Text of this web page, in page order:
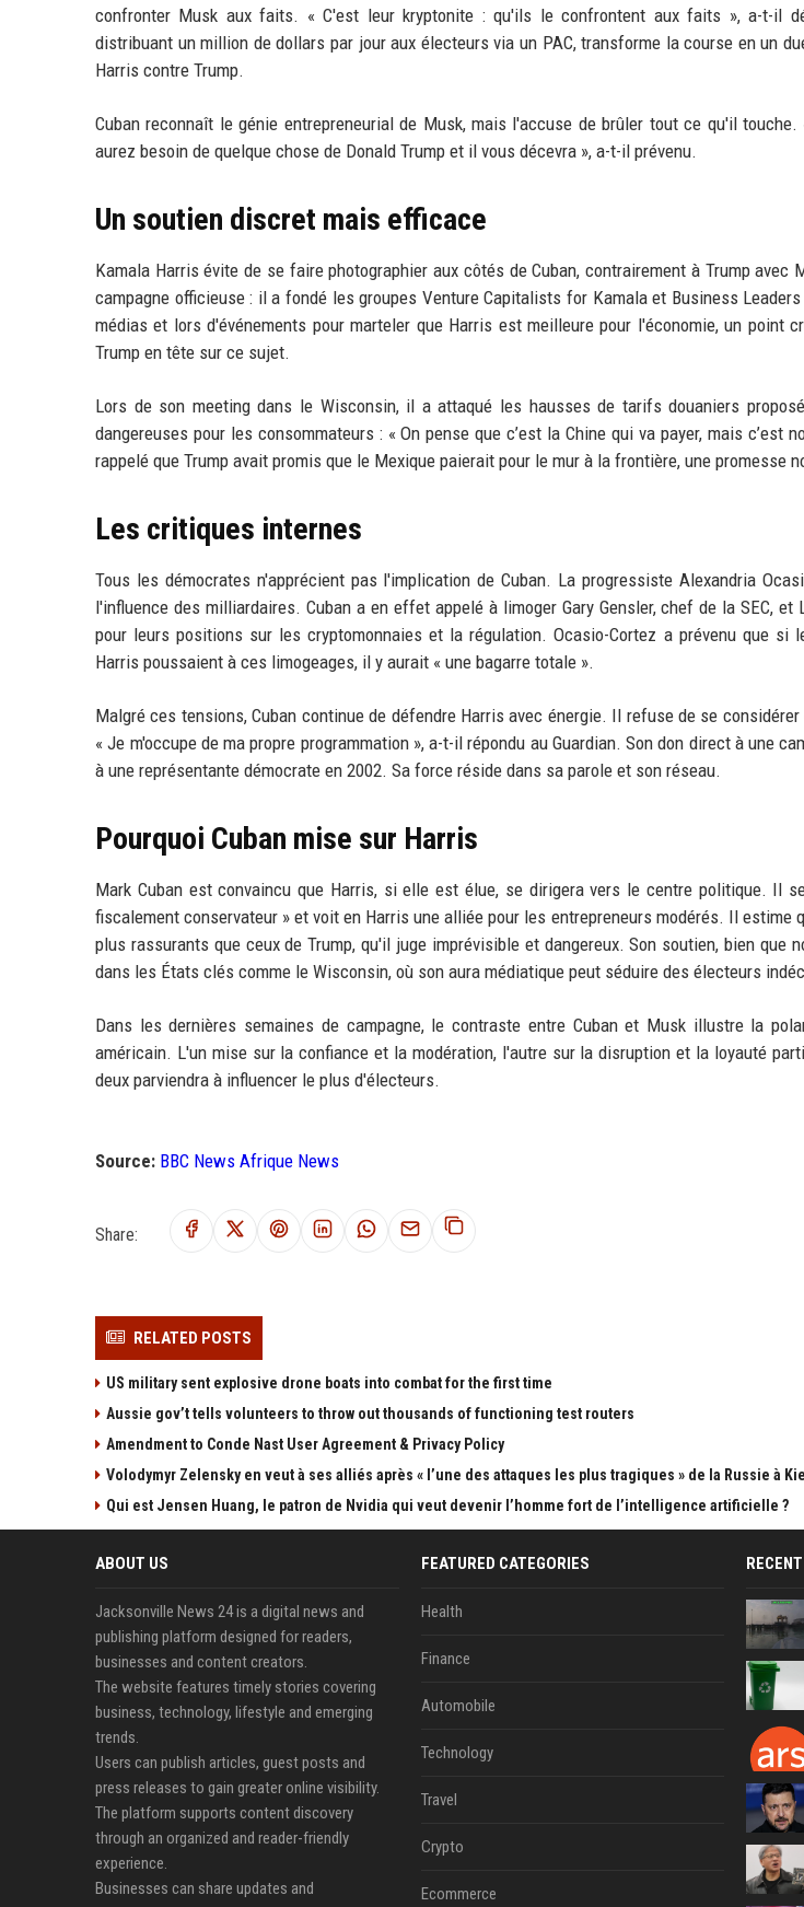
confronter Musk aux faits. « C'est leur kryptonite : qu'ils le confrontent aux faits », a-t-il
distribuant un million de dollars par jour aux électeurs via un PAC, transforme la course en un
Harris contre Trump.
Cuban reconnaît le génie entrepreneurial de Musk, mais l'accuse de brûler tout ce qu'il
aurez besoin de quelque chose de Donald Trump et il vous décevra », a-t-il prévenu.
Un soutien discret mais efficace
Kamala Harris évite de se faire photographier aux côtés de Cuban, contrairement à Trump avec
campagne officieuse : il a fondé les groupes Venture Capitalists for Kamala et Business
médias et lors d'événements pour marteler que Harris est meilleure pour l'économie, un point
Trump en tête sur ce sujet.
Lors de son meeting dans le Wisconsin, il a attaqué les hausses de tarifs douaniers
dangereuses pour les consommateurs : « On pense que c’est la Chine qui va payer, mais c’est
rappelé que Trump avait promis que le Mexique paierait pour le mur à la frontière, une promesse
Les critiques internes
Tous les démocrates n'apprécient pas l'implication de Cuban. La progressiste Alexandria
l'influence des milliardaires. Cuban a en effet appelé à limoger Gary Gensler, chef de la SEC, et
pour leurs positions sur les cryptomonnaies et la régulation. Ocasio-Cortez a prévenu que si
Harris poussaient à ces limogeages, il y aurait « une bagarre totale ».
Malgré ces tensions, Cuban continue de défendre Harris avec énergie. Il refuse de se
« Je m'occupe de ma propre programmation », a-t-il répondu au Guardian. Son don direct à une
à une représentante démocrate en 2002. Sa force réside dans sa parole et son réseau.
Pourquoi Cuban mise sur Harris
Mark Cuban est convaincu que Harris, si elle est élue, se dirigera vers le centre politique. Il
fiscalement conservateur » et voit en Harris une alliée pour les entrepreneurs modérés. Il estime
plus rassurants que ceux de Trump, qu'il juge imprévisible et dangereux. Son soutien, bien que
dans les États clés comme le Wisconsin, où son aura médiatique peut séduire des électeurs
Dans les dernières semaines de campagne, le contraste entre Cuban et Musk illustre la
américain. L'un mise sur la confiance et la modération, l'autre sur la disruption et la loyauté
deux parviendra à influencer le plus d'électeurs.
Source: BBC News Afrique News
Share:
RELATED POSTS
US military sent explosive drone boats into combat for the first time
Aussie gov’t tells volunteers to throw out thousands of functioning test routers
Amendment to Conde Nast User Agreement & Privacy Policy
Volodymyr Zelensky en veut à ses alliés après « l’une des attaques les plus tragiques » de la Russie à
Qui est Jensen Huang, le patron de Nvidia qui veut devenir l’homme fort de l’intelligence artificielle ?
ABOUT US
Jacksonville News 24 is a digital news and
publishing platform designed for readers,
businesses and content creators.
The website features timely stories covering
business, technology, lifestyle and emerging
trends.
Users can publish articles, guest posts and
press releases to gain greater online visibility.
The platform supports content discovery
through an organized and reader-friendly
experience.
Businesses can share updates and
FEATURED CATEGORIES
Health
Finance
Automobile
Technology
Travel
Crypto
Ecommerce